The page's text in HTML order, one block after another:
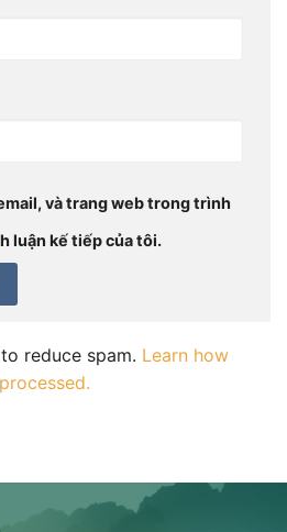
và trang web trong trình
luận kế tiếp của tôi.
reduce spam. Learn how